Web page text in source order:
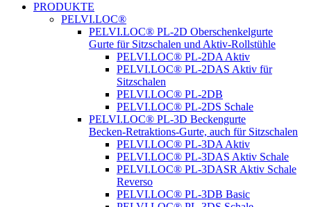
PRODUKTE
PELVI.LOC®
PELVI.LOC® PL-2D Oberschenkelgurte
Gurte für Sitzschalen und Aktiv-Rollstühle
PELVI.LOC® PL-2DA Aktiv
PELVI.LOC® PL-2DAS Aktiv für
Sitzschalen
PELVI.LOC® PL-2DB
PELVI.LOC® PL-2DS Schale
PELVI.LOC® PL-3D Beckengurte
Becken-Retraktions-Gurte, auch für Sitzschalen
PELVI.LOC® PL-3DA Aktiv
PELVI.LOC® PL-3DAS Aktiv Schale
PELVI.LOC® PL-3DASR Aktiv Schale
Reverso
PELVI.LOC® PL-3DB Basic